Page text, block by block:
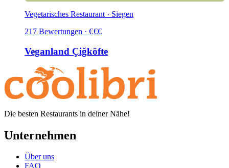
Vegetarisches Restaurant · Siegen
217 Bewertungen · €€€
Veganland Çiğköfte
Die besten Restaurants in deiner Nähe!
Unternehmen
Über uns
FAQ